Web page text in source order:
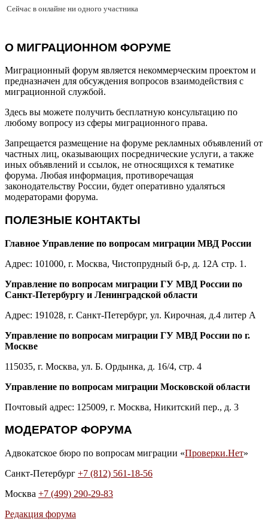
Сейчас в онлайне ни одного участника
О МИГРАЦИОННОМ ФОРУМЕ
Миграционный форум является некоммерческим проектом и
предназначен для обсуждения вопросов взаимодействия с
миграционной службой.
Здесь вы можете получить бесплатную консультацию по
любому вопросу из сферы миграционного права.
Запрещается размещение на форуме рекламных объявлений от
частных лиц, оказывающих посреднические услуги, а также
иных объявлений и ссылок, не относящихся к тематике
форума. Любая информация, противоречащая
законодательству России, будет оперативно удаляться
модераторами форума.
ПОЛЕЗНЫЕ КОНТАКТЫ
Главное Управление по вопросам миграции МВД России
Адрес: 101000, г. Москва, Чистопрудный б-р, д. 12А стр. 1.
Управление по вопросам миграции ГУ МВД России по
Санкт-Петербургу и Ленинградской области
Адрес: 191028, г. Санкт-Петербург, ул. Кирочная, д.4 литер А
Управление по вопросам миграции ГУ МВД России по г.
Москве
115035, г. Москва, ул. Б. Ордынка, д. 16/4, стр. 4
Управление по вопросам миграции Московской области
Почтовый адрес: 125009, г. Москва, Никитский пер., д. 3
МОДЕРАТОР ФОРУМА
Адвокатское бюро по вопросам миграции «Проверки.Нет»
Санкт-Петербург +7 (812) 561-18-56
Москва +7 (499) 290-29-83
Редакция форума